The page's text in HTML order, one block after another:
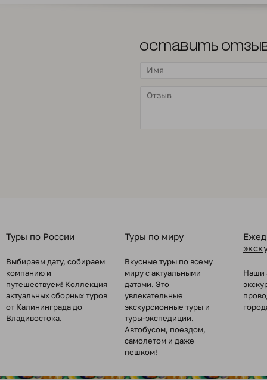
Оставить
Туры по России
Выбираем дату, собираем
компанию и
путешествуем! Коллекция
актуальных сборных туров
от Калининграда до
Владивостока.
Туры по миру
Вкусные туры по всему
миру с актуальными
датами. Это
увлекательные
экскурсионные туры и
туры-экспедиции.
Автобусом, поездом,
самолетом и даже
пешком!
Наши